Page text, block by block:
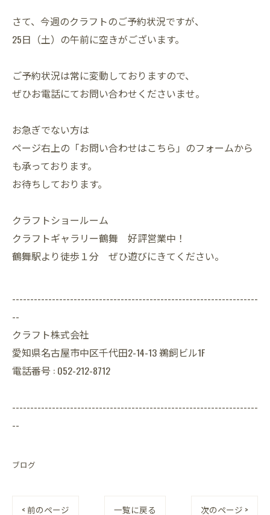
さて、今週のクラフトのご予約状況ですが、
25日（土）の午前に空きがございます。
ご予約状況は常に変動しておりますので、
ぜひお電話にてお問い合わせくださいませ。
お急ぎでない方は
ページ右上の「お問い合わせはこちら」のフォームから
も承っております。
お待ちしております。
クラフトショールーム
クラフトギャラリー鶴舞 好評営業中！
鶴舞駅より徒歩１分 ぜひ遊びにきてください。
--------------------------------------------------------------------
--
クラフト株式会社
愛知県名古屋市中区千代田2-14-13 鵜飼ビル1F
電話番号 : 052-212-8712
--------------------------------------------------------------------
--
ブログ
< 前のページ 一覧に戻る 次のページ >